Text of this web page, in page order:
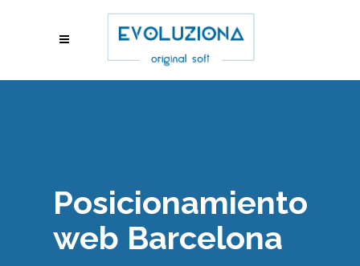
Posicionamiento
web Barcelona